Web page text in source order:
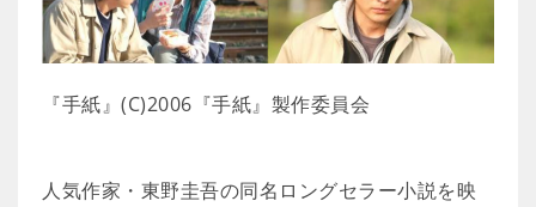
『手紙』(C)2006『手紙』製作委員会
人気作家・東野圭吾の同名ロングセラー小説を映